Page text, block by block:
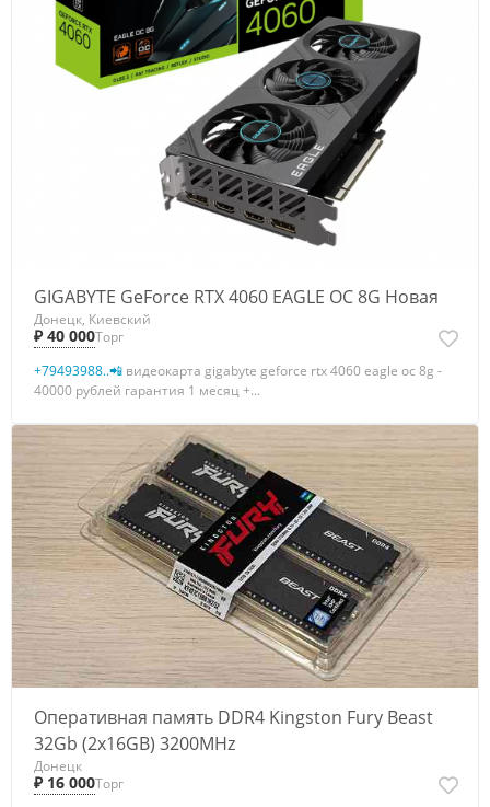
GIGABYTE GeForce RTX 4060 EAGLE OC 8G Новая
Донецк, Киевский
₽ 40 000Торг
+79493988..📲 видеокарта gigabyte geforce rtx 4060 eagle oc 8g -
40000 рублей гарантия 1 месяц +...
Оперативная память DDR4 Kingston Fury Beast
32Gb (2x16GB) 3200MHz
Донецк
₽ 16 000Торг